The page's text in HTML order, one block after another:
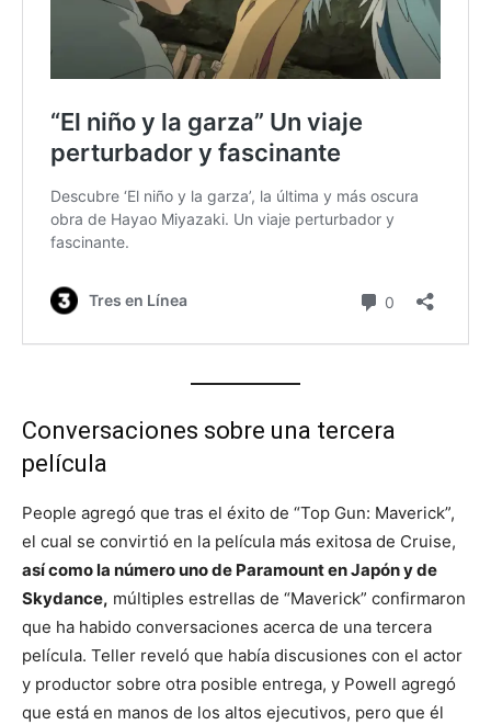
Conversaciones sobre una tercera
película
People agregó que tras el éxito de “Top Gun: Maverick”,
el cual se convirtió en la película más exitosa de Cruise,
así como la número uno de Paramount en Japón y de
Skydance, múltiples estrellas de “Maverick” confirmaron
que ha habido conversaciones acerca de una tercera
película. Teller reveló que había discusiones con el actor
y productor sobre otra posible entrega, y Powell agregó
que está en manos de los altos ejecutivos, pero que él